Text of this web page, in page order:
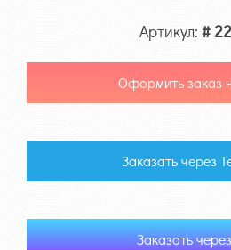
Артикул: #
Оформить заказ
Заказать через
Заказать